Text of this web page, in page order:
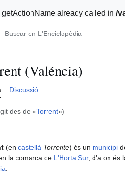
already called in /
(Valéncia)
Discussió
des de «Torrent»)
(en castellà Torrente) és un municipi
la comarca de L'Horta Sur, d'a on és